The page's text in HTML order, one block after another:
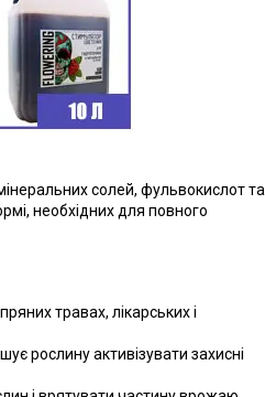
солей, фульвокислот та
необхідних для повного
травах, лікарських і
рослину активізувати захисні